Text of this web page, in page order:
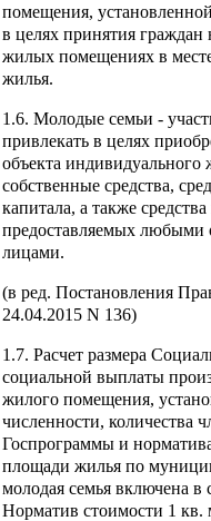
помещения,
в целях принятия граждан
жилых помещениях в
жилья.
1.6. Молодые семьи -
привлекать в целях
объекта индивидуального
собственные средства,
капитала, а также
предоставляемых любыми
лицами.
(в ред. Постановления
24.04.2015 N 136)
1.7. Расчет размера
социальной выплаты
жилого помещения,
численности, количества
Госпрограммы и
площади жилья по
молодая семья включена в
Норматив стоимости 1